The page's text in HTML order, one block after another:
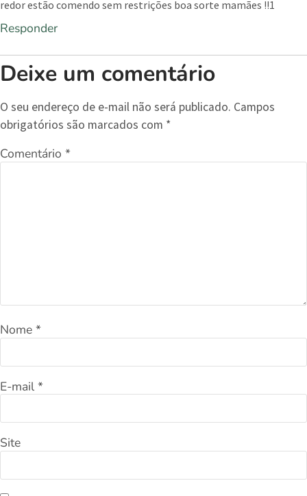
redor estão comendo sem restrições boa sorte mamães !!1
Responder
Deixe um comentário
O seu endereço de e-mail não será publicado. Campos
obrigatórios são marcados com *
Comentário *
Nome *
E-mail *
Site